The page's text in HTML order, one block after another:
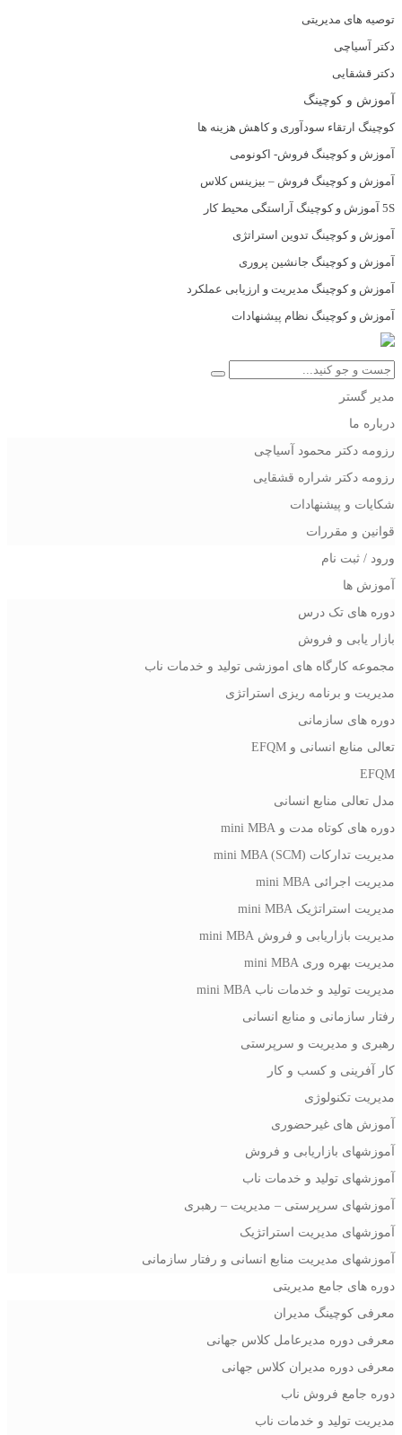
توصیه های مدیریتی
دکتر آسیاچی
دکتر قشقایی
آموزش و کوچینگ
کوچینگ ارتقاء سودآوری و کاهش هزینه ها
آموزش و کوچینگ فروش- اکونومی
آموزش و کوچینگ فروش – بیزینس کلاس
5S آموزش و کوچینگ آراستگی محیط کار
آموزش و کوچینگ تدوین استراتژی
آموزش و کوچینگ جانشین پروری
آموزش و کوچینگ مدیریت و ارزیابی عملکرد
آموزش و کوچینگ نظام پیشنهادات
مدیر گستر
درباره ما
رزومه دکتر محمود آسیاچی
رزومه دکتر شراره قشقایی
شکایات و پیشنهادات
قوانین و مقررات
ورود / ثبت نام
آموزش ها
دوره های تک درس
بازار یابی و فروش
مجموعه کارگاه های اموزشی تولید و خدمات ناب
مدیریت و برنامه ریزی استراتژی
دوره های سازمانی
تعالی منابع انسانی و EFQM
EFQM
مدل تعالی منابع انسانی
دوره های کوتاه مدت و mini MBA
مدیریت تدارکات (mini MBA (SCM
مدیریت اجرائی mini MBA
مدیریت استراتژیک mini MBA
مدیریت بازاریابی و فروش mini MBA
مدیریت بهره وری mini MBA
مدیریت تولید و خدمات ناب mini MBA
رفتار سازمانی و منابع انسانی
رهبری و مدیریت و سرپرستی
کار آفرینی و کسب و کار
مدیریت تکنولوژی
آموزش های غیرحضوری
آموزشهای بازاریابی و فروش
آموزشهای تولید و خدمات ناب
آموزشهای سرپرستی – مدیریت – رهبری
آموزشهای مدیریت استراتژیک
آموزشهای مدیریت منابع انسانی و رفتار سازمانی
دوره های جامع مدیریتی
معرفی کوچینگ مدیران
معرفی دوره مدیرعامل کلاس جهانی
معرفی دوره مدیران کلاس جهانی
دوره جامع فروش ناب
مدیریت تولید و خدمات ناب